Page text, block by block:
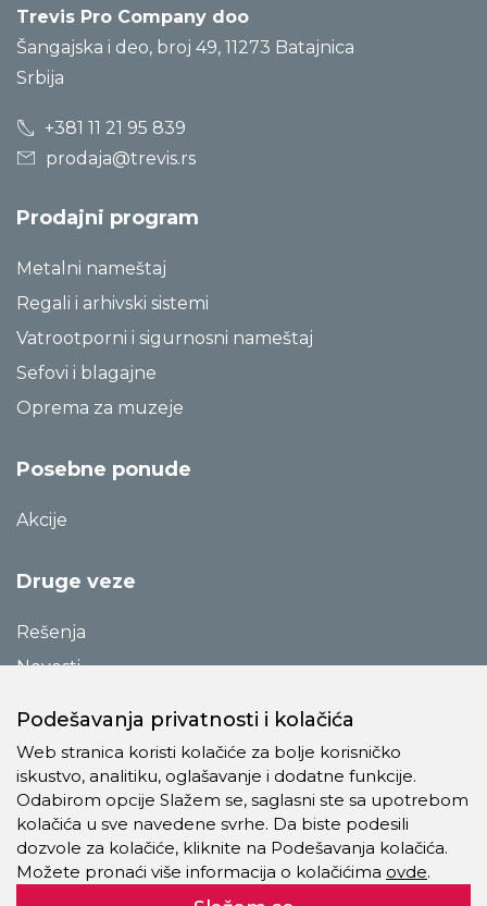
Trevis Pro Company doo
Šangajska i deo, broj 49, 11273 Batajnica
Srbija
+381 11 21 95 839
prodaja@trevis.rs
Prodajni program
Metalni nameštaj
Regali i arhivski sistemi
Vatrootporni i sigurnosni nameštaj
Sefovi i blagajne
Oprema za muzeje
Posebne ponude
Akcije
Druge veze
Rešenja
Novosti
O preduzeću
Kontakt
Pravila o privatnosti
Kolačići
Podešavanja privatnosti i kolačića
Web stranica koristi kolačiće za bolje korisničko
iskustvo, analitiku, oglašavanje i dodatne funkcije.
Odabirom opcije Slažem se, saglasni ste sa upotrebom
kolačića u sve navedene svrhe. Da biste podesili
dozvole za kolačiće, kliknite na Podešavanja kolačića.
Možete pronaći više informacija o kolačićima ovde.